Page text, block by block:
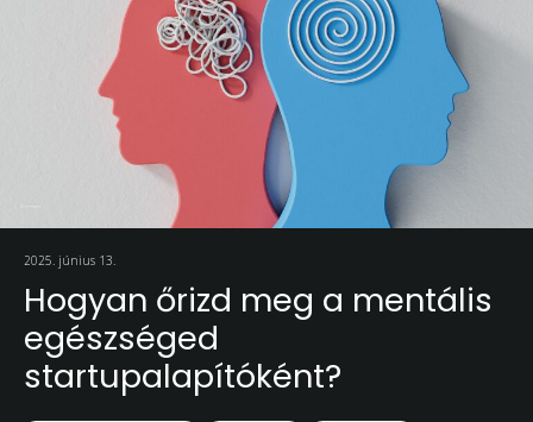
2025. június 13.
Hogyan őrizd meg a mentális
egészséged
startupalapítóként?